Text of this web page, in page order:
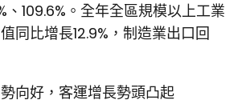
、109.6%。全年全區規模以上工業
同比增長12.9%，制造業出口回
向好，客運增長勢頭凸起